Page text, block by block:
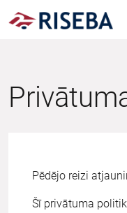
Pēdējo reizi
Šī privātuma